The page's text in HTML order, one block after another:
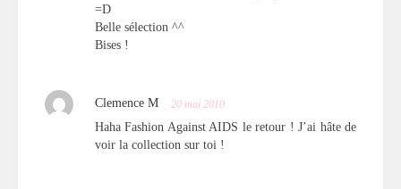
=D
Belle sélection ^^
Bises !
Clemence M 20 mai 2010
Haha Fashion Against AIDS le retour ! J’ai hâte de
voir la collection sur toi !